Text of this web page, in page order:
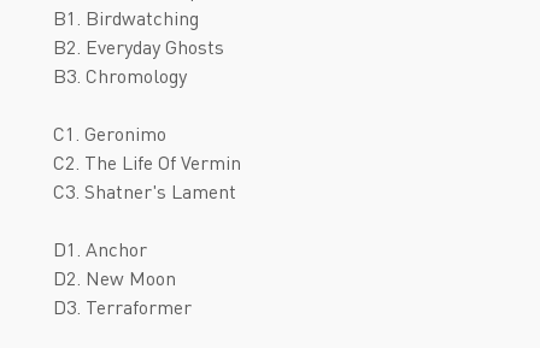
B1. Birdwatching
B2. Everyday Ghosts
B3. Chromology
C1. Geronimo
C2. The Life Of Vermin
C3. Shatner's Lament
D1. Anchor
D2. New Moon
D3. Terraformer